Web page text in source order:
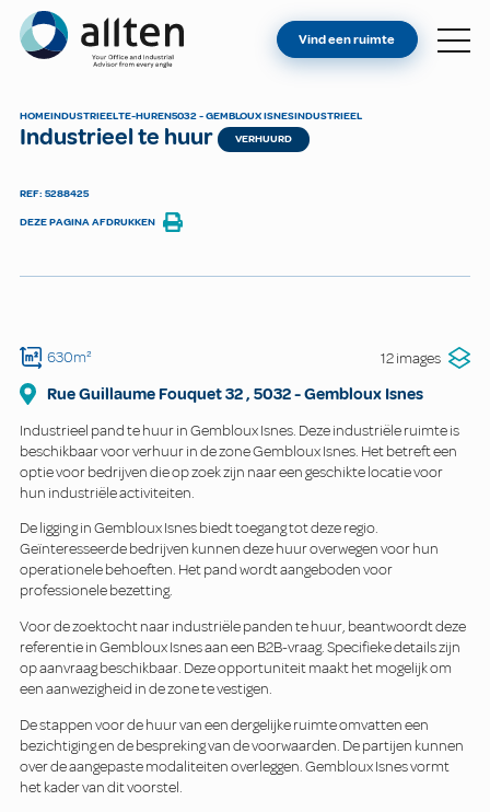
Allten
VIND EEN RUIMTE
CONTACT
Vind een ruimte
HOMEINDUSTRIEELTE-HUREN5032 - GEMBLOUX ISNESINDUSTRIEEL
Industrieel te huur VERHUURD
REF: 5288425
DEZE PAGINA AFDRUKKEN
630m² 12 images
Rue Guillaume Fouquet32, 5032-Gembloux Isnes
Industrieel pand te huur in Gembloux Isnes. Deze industriële ruimte is
beschikbaar voor verhuur in de zone Gembloux Isnes. Het betreft een
optie voor bedrijven die op zoek zijn naar een geschikte locatie voor
hun industriële activiteiten.
De ligging in Gembloux Isnes biedt toegang tot deze regio.
Geïnteresseerde bedrijven kunnen deze huur overwegen voor hun
operationele behoeften. Het pand wordt aangeboden voor
professionele bezetting.
Voor de zoektocht naar industriële panden te huur, beantwoordt deze
referentie in Gembloux Isnes aan een B2B-vraag. Specifieke details zijn
op aanvraag beschikbaar. Deze opportuniteit maakt het mogelijk om
een aanwezigheid in de zone te vestigen.
De stappen voor de huur van een dergelijke ruimte omvatten een
bezichtiging en de bespreking van de voorwaarden. De partijen kunnen
over de aangepaste modaliteiten overleggen. Gembloux Isnes vormt
het kader van dit voorstel.